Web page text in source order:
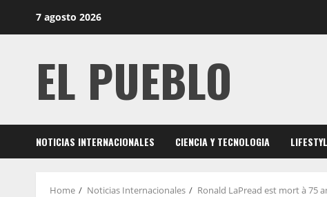
7 agosto 2026
EL PUEBLO
NOTICIAS INTERNACIONALES CIENCIA Y TECNOLOGIA
Home Noticias Internacionales Ronald LaPread est mort à 75